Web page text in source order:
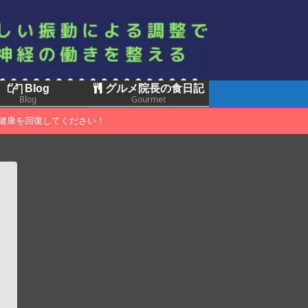
Blog
Blog
グルメ院長の食日記
Gourmet
を回復してください！